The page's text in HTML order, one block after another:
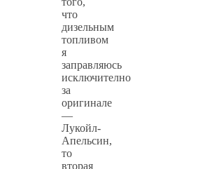
что
дизельным
топливом
я
заправляюсь
исключително
за
оригинале
—
Лукойл-
Апельсин,
то
вторая